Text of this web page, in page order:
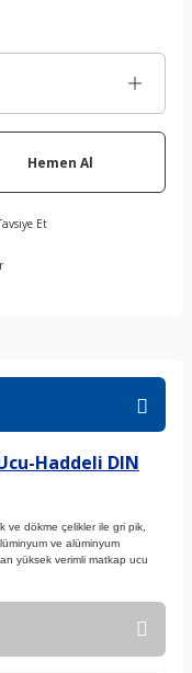
Hemen Al
Et
Haddeli DIN
ve dökme çelikler ile gri pik,
ve alüminyum
yüksek verimli matkap ucu